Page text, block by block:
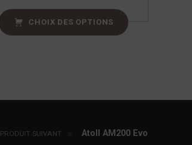
CHOIX DES OPTIONS
PRODUIT SUIVANT Atoll AM200 Evo